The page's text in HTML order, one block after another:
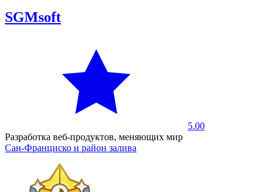
SGMsoft
5.00
Разработка веб-продуктов, меняющих мир
Сан-Франциско и район залива